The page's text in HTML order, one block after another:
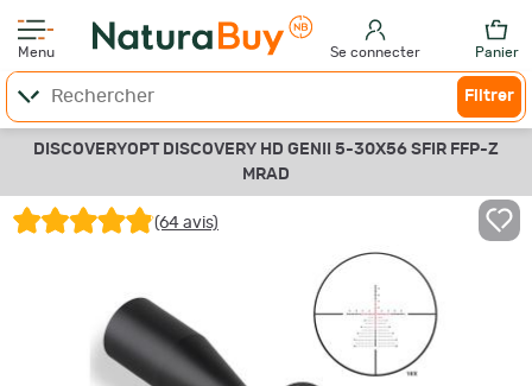
Menu Se connecter Panier
Filtrer
DISCOVERYOPT DISCOVERY HD GENII 5-30X56 SFIR FFP-Z
MRAD
(64 avis)